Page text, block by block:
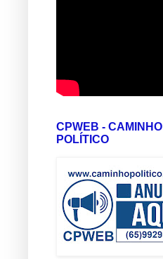
CPWEB - CAMINHO
POLÍTICO